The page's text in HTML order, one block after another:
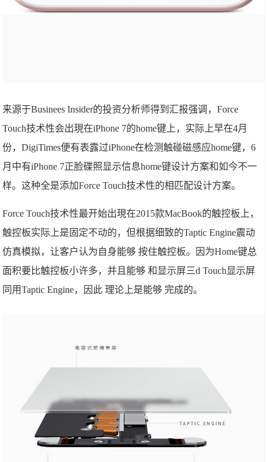
来源于Businees Insider的投资分析师得到汇报强调，Force
Touch技术性会出現在iPhone 7的home键上，实际上早在4月
份，DigiTimes便有表露过iPhone在检测触碰磁感应home键，6
月中有iPhone 7正脸碟照显示信息home键设计方案和如今不一
样。这种全是添加Force Touch技术性的相匹配设计方案。
Force Touch技术性最开始出現在2015款MacBook的触控板上，
触控板实际上是固定不动的，但根据细致的Taptic Engine震动
仿真模拟，让客户认为自身能够 按住触控板。因为Home键总
面积要比触控板小许多，并且能够 和显示屏三d Touch显示屏
同用Taptic Engine，因此 理论上是能够 完成的。